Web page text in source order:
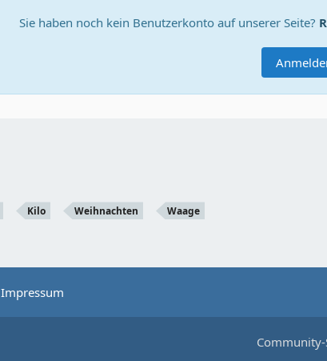
Sie haben noch kein Benutzerkonto auf unserer Seite?
Kilo Weihnachten Waage
Impressum